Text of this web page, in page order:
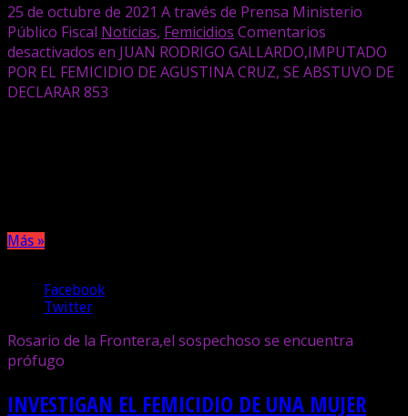
25 de octubre de 2021 A través de Prensa Ministerio
Público Fiscal Noticias, Femicidios Comentarios
desactivados en JUAN RODRIGO GALLARDO,IMPUTADO
POR EL FEMICIDIO DE AGUSTINA CRUZ, SE ABSTUVO DE
DECLARAR853
Más »
Facebook
Twitter
Rosario de la Frontera,el sospechoso se encuentra
prófugo
INVESTIGAN EL FEMICIDIO DE UNA MUJER